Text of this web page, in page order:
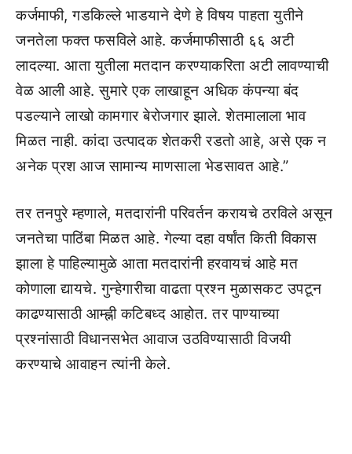
कर्जमाफी, गडकिल्ले भाडयाने देणे हे विषय पाहता युतीने
जनतेला फक्त फसविले आहे. कर्जमाफीसाठी ६६ अटी
लादल्या. आता युतीला मतदान करण्याकरिता अटी लावण्याची
वेळ आली आहे. सुमारे एक लाखाहून अधिक कंपन्या बंद
पडल्याने लाखो कामगार बेरोजगार झाले. शेतमालाला भाव
मिळत नाही. कांदा उत्पादक शेतकरी रडतो आहे, असे एक न
अनेक प्रश आज सामान्य माणसाला भेडसावत आहे.”
तर तनपुरे म्हणाले, मतदारांनी परिवर्तन करायचे ठरविले असून
जनतेचा पाठिंबा मिळत आहे. गेल्या दहा वर्षांत किती विकास
झाला हे पाहिल्यामुळे आता मतदारांनी हरवायचं आहे मत
कोणाला द्यायचे. गुन्हेगारीचा वाढता प्रश्न मुळासकट उपटून
काढण्यासाठी आम्ह्नी कटिबध्द आहोत. तर पाण्याच्या
प्रश्नांसाठी विधानसभेत आवाज उठविण्यासाठी विजयी
करण्याचे आवाहन त्यांनी केले.